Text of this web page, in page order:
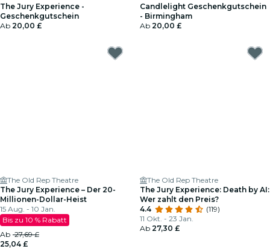
The Jury Experience -
Geschenkgutschein
Ab 20,00 £
Candlelight Geschenkgutschein
- Birmingham
Ab 20,00 £
The Old Rep Theatre
The Jury Experience – Der 20-
Millionen-Dollar-Heist
15 Aug. - 10 Jan.
Bis zu 10 % Rabatt
Ab 27,69 £
25,04 £
The Old Rep Theatre
The Jury Experience: Death by AI:
Wer zahlt den Preis?
4.4
(119)
11 Okt. - 23 Jan.
Ab 27,30 £